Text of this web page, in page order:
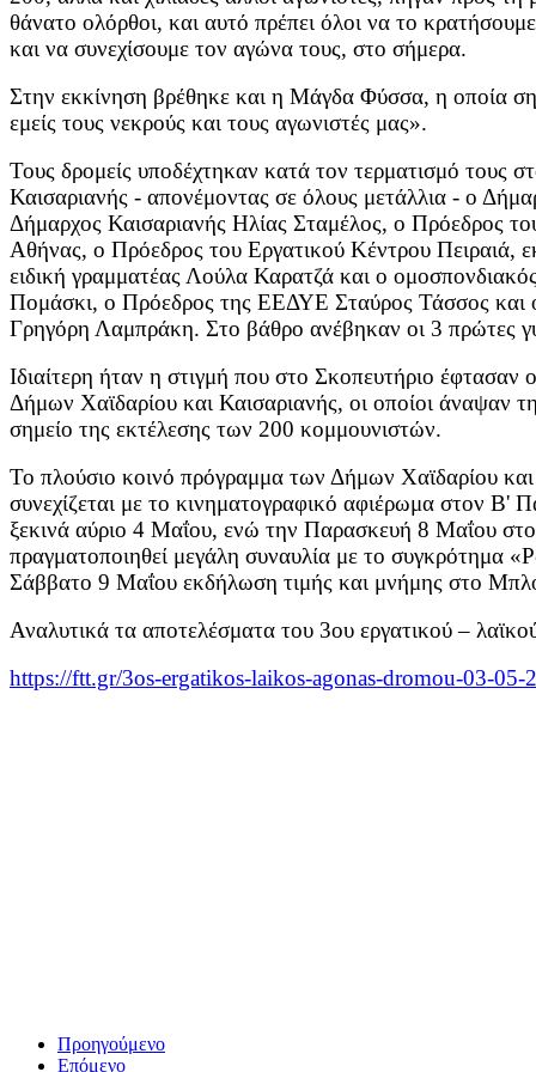
θάνατο ολόρθοι, και αυτό πρέπει όλοι να το
και να συνεχίσουμε τον αγώνα τους, στο σήμερα.
Στην εκκίνηση βρέθηκε και η Μάγδα Φύσσα, η οποία
εμείς τους νεκρούς και τους αγωνιστές μας».
Τους δρομείς υποδέχτηκαν κατά τον τερματισμό τους
Καισαριανής - απονέμοντας σε όλους μετάλλια - ο
Δήμαρχος Καισαριανής Ηλίας Σταμέλος, ο Πρόεδρος
Αθήνας, ο Πρόεδρος του Εργατικού Κέντρου Πειραιά,
ειδική γραμματέας Λούλα Καρατζά και ο
Πομάσκι, ο Πρόεδρος της ΕΕΔΥΕ Σταύρος Τάσσος
Γρηγόρη Λαμπράκη. Στο βάθρο ανέβηκαν οι 3 πρώτες
Ιδιαίτερη ήταν η στιγμή που στο Σκοπευτήριο έφτασαν
Δήμων Χαϊδαρίου και Καισαριανής, οι οποίοι άναψαν
σημείο της εκτέλεσης των 200 κομμουνιστών.
Το πλούσιο κοινό πρόγραμμα των Δήμων Χαϊδαρίου
συνεχίζεται με το κινηματογραφικό αφιέρωμα στον Β'
ξεκινά αύριο 4 Μαΐου, ενώ την Παρασκευή 8 Μαΐου
πραγματοποιηθεί μεγάλη συναυλία με το συγκρότημα
Σάββατο 9 Μαΐου εκδήλωση τιμής και μνήμης στο
Αναλυτικά τα αποτελέσματα του 3ου εργατικού –
https://ftt.gr/3os-ergatikos-laikos-agonas-dromou-03-05-
Προηγούμενο
Επόμενο